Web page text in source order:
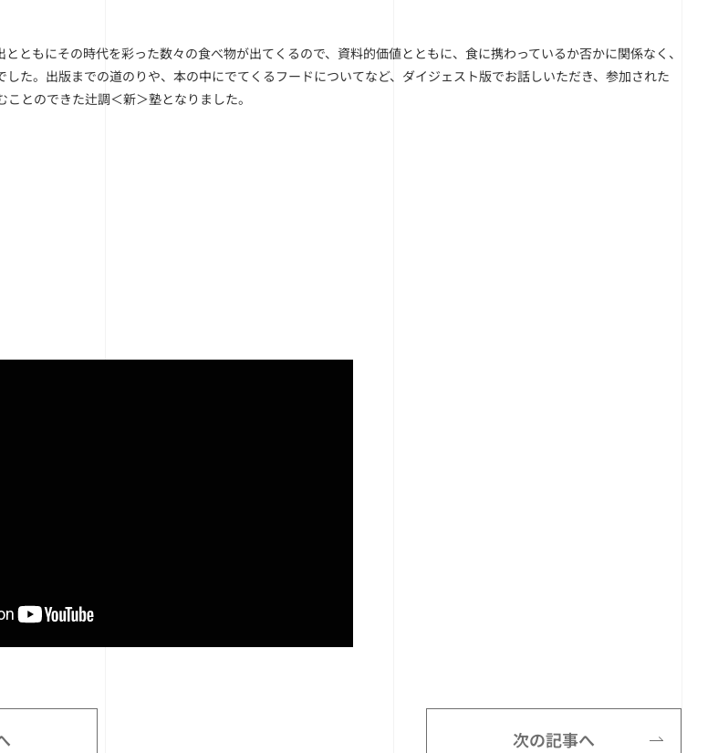
ともにその時代を彩った数々の食べ物が出てくるので、資料的価値とともに、食に携わっているか否かに関係なく、
した。出版までの道のりや、本の中にでてくるフードについてなど、ダイジェスト版でお話しいただき、参加された
とのできた辻調＜新＞塾となりました。
次の記事へ